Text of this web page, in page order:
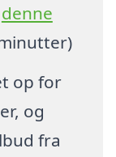
denne
op for
og
fra